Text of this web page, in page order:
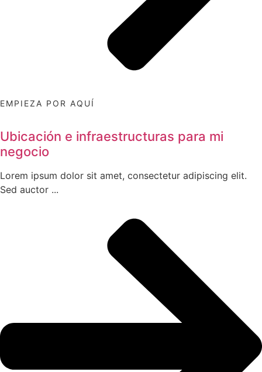
EMPIEZA POR AQUÍ
Ubicación e infraestructuras para mi
negocio
Lorem ipsum dolor sit amet, consectetur adipiscing elit.
Sed auctor ...